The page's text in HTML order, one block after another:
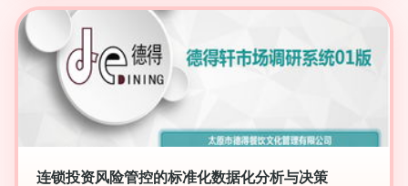
连锁投资风险管控的标准化数据化分析与决策